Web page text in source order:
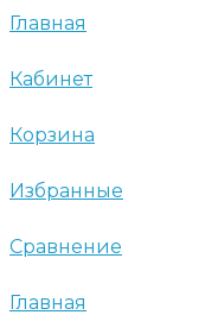
Главная
Кабинет
Корзина
Избранные
Сравнение
Главная